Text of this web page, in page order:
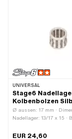
UNIVERSAL
Stage6
Kolbenbolzen
Ø aussen: 17 mm ·
Nadellager: 13/17 x 15 ·
Silberkäfig · Lagerart:
EUR 24,60